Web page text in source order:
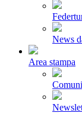
News
Area stampa